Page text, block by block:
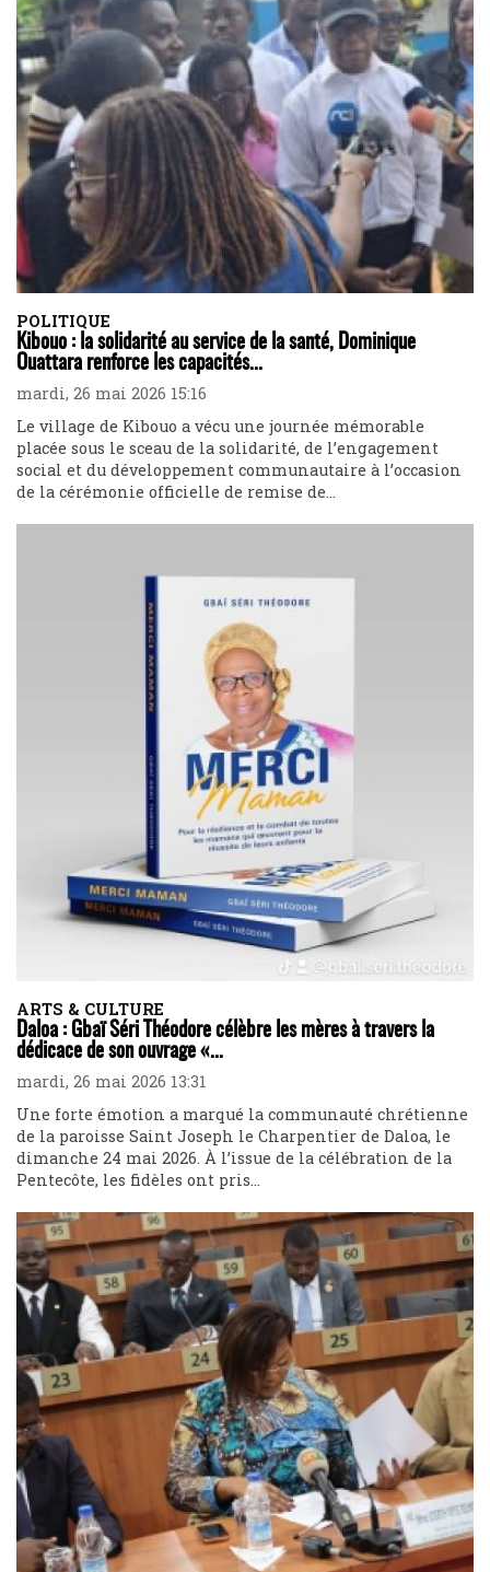
POLITIQUE
Kibouo : la solidarité au service de la santé, Dominique
Ouattara renforce les capacités...
mardi, 26 mai 2026 15:16
Le village de Kibouo a vécu une journée mémorable
placée sous le sceau de la solidarité, de l’engagement
social et du développement communautaire à l’occasion
de la cérémonie officielle de remise de...
ARTS & CULTURE
Daloa : Gbaï Séri Théodore célèbre les mères à travers la
dédicace de son ouvrage «...
mardi, 26 mai 2026 13:31
Une forte émotion a marqué la communauté chrétienne
de la paroisse Saint Joseph le Charpentier de Daloa, le
dimanche 24 mai 2026. À l’issue de la célébration de la
Pentecôte, les fidèles ont pris...